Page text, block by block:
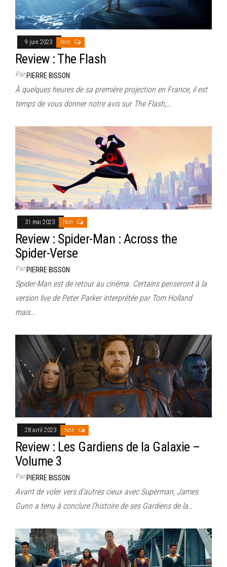
9 juin 2023 Non
Review : The Flash
ParPIERRE BISSON
À quelques heures de sa première projection en France, il est
temps de vous donner notre avis sur The Flash,…
31 mai 2023 Non
Review : Spider-Man : Across the
Spider-Verse
ParPIERRE BISSON
Spider-Man est de retour au cinéma. Certains penseront à la
version live de Peter Parker interprétée par Tom Holland
mais…
28 avril 2023 Non
Review : Les Gardiens de la Galaxie –
Volume 3
ParPIERRE BISSON
Avant de voler vers d’autres cieux avec Superman, James
Gunn a tenu à conclure l’histoire de ses Gardiens de la…